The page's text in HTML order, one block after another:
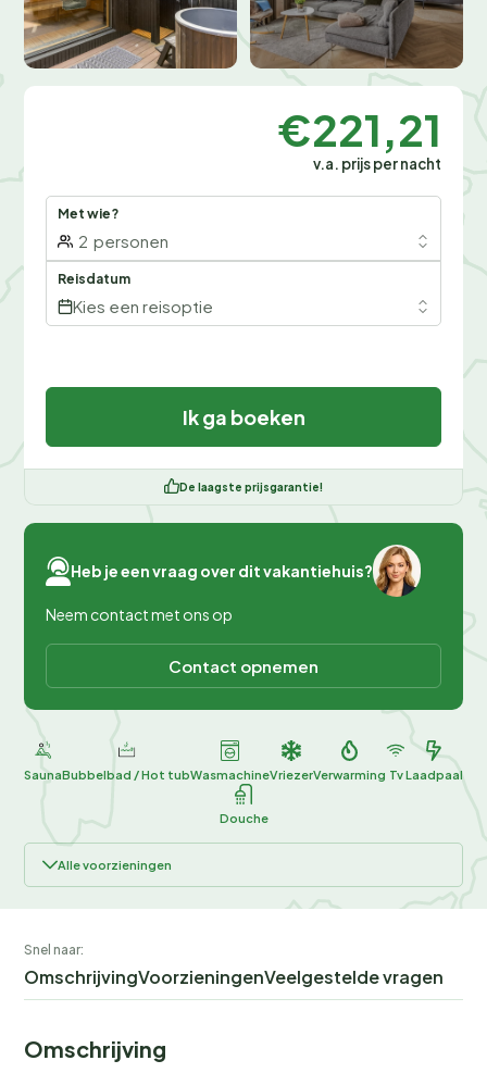
€221,21
v.a. prijs per nacht
Met wie?
2 personen
Reisdatum
Kies een reisoptie
Ik ga boeken
De laagste prijsgarantie!
Heb je een vraag over dit vakantiehuis?
Neem contact met ons op
Contact opnemen
SaunaBubbelbad / Hot tubWasmachineVriezerVerwarming TvLaadpaal
Douche
Alle voorzieningen
Snel naar:
OmschrijvingVoorzieningenVeelgestelde vragen
Omschrijving